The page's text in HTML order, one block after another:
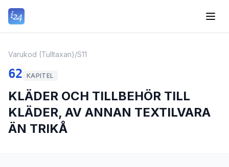
Varukod (Tulltaxan)/S11
62 KAPITEL
KLÄDER OCH TILLBEHÖR TILL
KLÄDER, AV ANNAN TEXTILVARA
ÄN TRIKÅ